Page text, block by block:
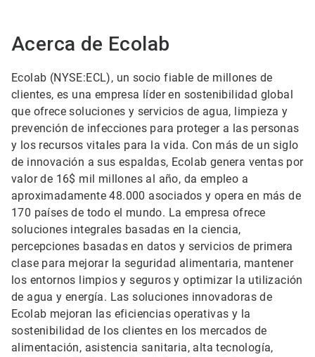
Acerca de Ecolab
Ecolab (NYSE:ECL), un socio fiable de millones de
clientes, es una empresa líder en sostenibilidad global
que ofrece soluciones y servicios de agua, limpieza y
prevención de infecciones para proteger a las personas
y los recursos vitales para la vida. Con más de un siglo
de innovación a sus espaldas, Ecolab genera ventas por
valor de 16$ mil millones al año, da empleo a
aproximadamente 48.000 asociados y opera en más de
170 países de todo el mundo. La empresa ofrece
soluciones integrales basadas en la ciencia,
percepciones basadas en datos y servicios de primera
clase para mejorar la seguridad alimentaria, mantener
los entornos limpios y seguros y optimizar la utilización
de agua y energía. Las soluciones innovadoras de
Ecolab mejoran las eficiencias operativas y la
sostenibilidad de los clientes en los mercados de
alimentación, asistencia sanitaria, alta tecnología,